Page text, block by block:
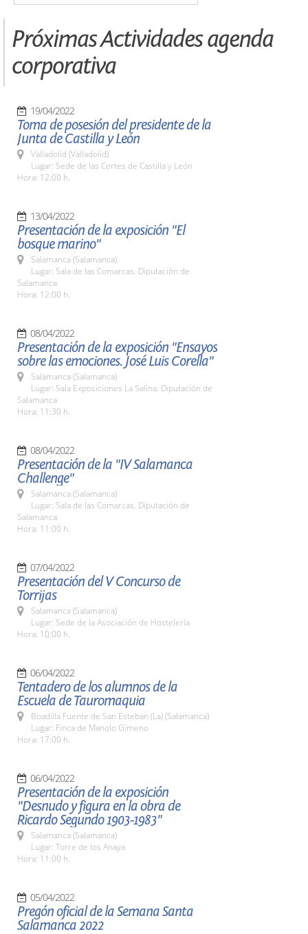
Próximas Actividades agenda
corporativa
19/04/2022
Toma de posesión del presidente de la
Junta de Castilla y León
Valladolid (Valladolid)
Lugar: Sede de las Cortes de Castilla y León
Hora: 12:00 h.
13/04/2022
Presentación de la exposición "El
bosque marino"
Salamanca (Salamanca)
Lugar: Sala de las Comarcas. Diputación de
Salamanca
Hora: 12:00 h.
08/04/2022
Presentación de la exposición "Ensayos
sobre las emociones. José Luis Corella"
Salamanca (Salamanca)
Lugar: Sala Exposiciones La Salina. Diputación de
Salamanca
Hora: 11:30 h.
08/04/2022
Presentación de la "IV Salamanca
Challenge"
Salamanca (Salamanca)
Lugar: Sala de las Comarcas. Diputación de
Salamanca
Hora: 11:00 h.
07/04/2022
Presentación del V Concurso de
Torrijas
Salamanca (Salamanca)
Lugar: Sede de la Asociación de Hostelería
Hora: 10:00 h.
06/04/2022
Tentadero de los alumnos de la
Escuela de Tauromaquia
Boadilla Fuente de San Esteban (La) (Salamanca)
Lugar: Finca de Manolo Gimeno
Hora: 17:00 h.
06/04/2022
Presentación de la exposición
"Desnudo y figura en la obra de
Ricardo Segundo 1903-1983"
Salamanca (Salamanca)
Lugar: Torre de los Anaya
Hora: 11:00 h.
05/04/2022
Pregón oficial de la Semana Santa
Salamanca 2022